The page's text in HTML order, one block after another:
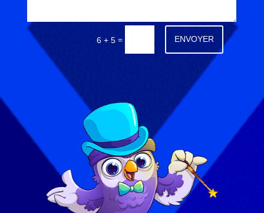
6 + 5= ENVOYER
Alternative: